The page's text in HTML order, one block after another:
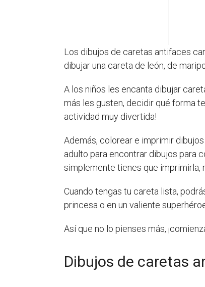
Los dibujos de caretas antifaces
dibujar una careta de león, de
A los niños les encanta dibujar
más les gusten, decidir qué forma
actividad muy divertida!
Además, colorear e imprimir
adulto para encontrar dibujos para
simplemente tienes que imprimirla,
Cuando tengas tu careta lista,
princesa o en un valiente
Así que no lo pienses más,
Dibujos de caretas